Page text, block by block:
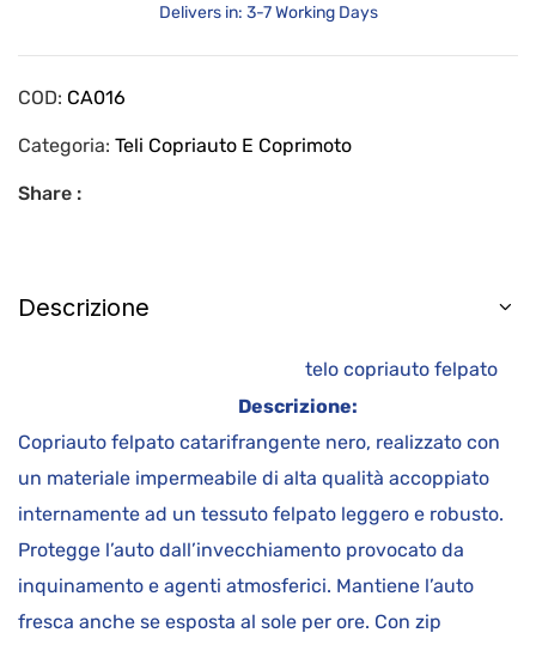
Delivers in: 3-7 Working Days
COD: CA016
Categoria: Teli Copriauto E Coprimoto
Share :
Descrizione
telo copriauto felpato
Descrizione:
Copriauto felpato catarifrangente nero, realizzato con
un materiale impermeabile di alta qualità accoppiato
internamente ad un tessuto felpato leggero e robusto.
Protegge l’auto dall’invecchiamento provocato da
inquinamento e agenti atmosferici. Mantiene l’auto
fresca anche se esposta al sole per ore. Con zip